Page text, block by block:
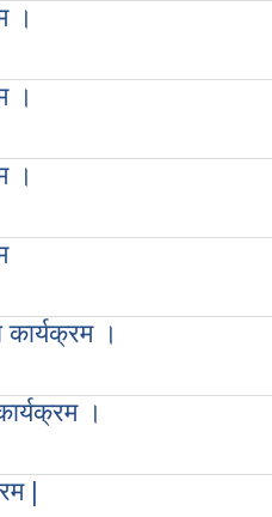
।
।
।
।
।
|